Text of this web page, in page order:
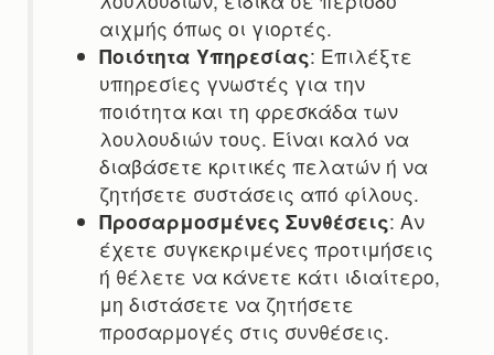
αιχμής όπως οι γιορτές.
Ποιότητα Υπηρεσίας: Επιλέξτε
υπηρεσίες γνωστές για την
ποιότητα και τη φρεσκάδα των
λουλουδιών τους. Είναι καλό να
διαβάσετε κριτικές πελατών ή να
ζητήσετε συστάσεις από φίλους.
Προσαρμοσμένες Συνθέσεις: Αν
έχετε συγκεκριμένες προτιμήσεις
ή θέλετε να κάνετε κάτι ιδιαίτερο,
μη διστάσετε να ζητήσετε
προσαρμογές στις συνθέσεις.